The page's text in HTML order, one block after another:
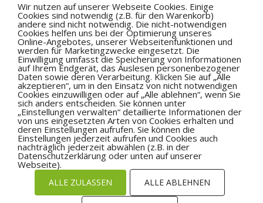
Hiermit bestätige ich, dass ich mit der Verarbeitung
meiner Daten zum Zweck der Kontaktaufnahme, wie in
derDatenschutzerklärung beschrieben, einverstanden
bin.
Please
leave
this
field
empty.
Alternative:
Wir nutzen auf unserer Webseite Cookies. Einige
Cookies sind notwendig (z.B. für den Warenkorb)
andere sind nicht notwendig. Die nicht-notwendigen
Cookies helfen uns bei der Optimierung unseres
Online-Angebotes, unserer Webseitenfunktionen und
werden für Marketingzwecke eingesetzt. Die
Einwilligung umfasst die Speicherung von Informationen
auf Ihrem Endgerät, das Auslesen personenbezogener
Daten sowie deren Verarbeitung. Klicken Sie auf „Alle
akzeptieren“, um in den Einsatz von nicht notwendigen
Cookies einzuwilligen oder auf „Alle ablehnen“, wenn Sie
sich anders entscheiden. Sie können unter
„Einstellungen verwalten“ detaillierte Informationen der
von uns eingesetzten Arten von Cookies erhalten und
deren Einstellungen aufrufen. Sie können die
Einstellungen jederzeit aufrufen und Cookies auch
nachträglich jederzeit abwählen (z.B. in der
Datenschutzerklärung oder unten auf unserer
Webseite).
ALLE ZULASSEN ALLE ABLEHNEN